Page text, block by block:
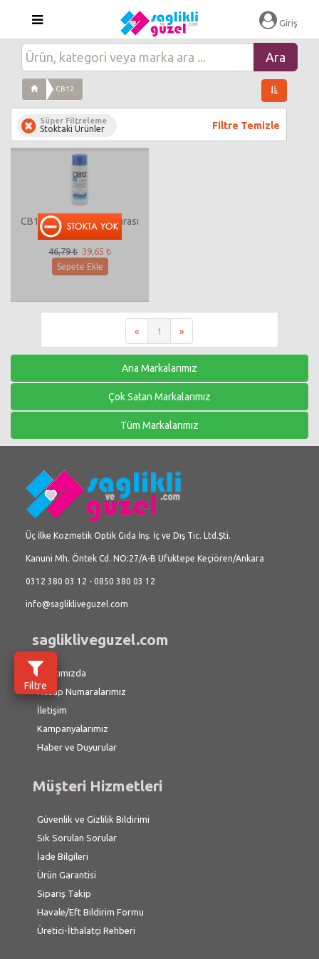
Giriş
CB12
Süper Filtreleme
Stoktaki Ürünler Filtre Temizle
CB12 Ağız Bakım Gargarası
250 ml
46,79 ₺ 39,65 ₺
Sepete Ekle
« 1 »
Filtre
Ana Markalarımız
Çok Satan Markalarımız
Tüm Markalarımız
Üç İlke Kozmetik Optik Gıda İnş. İç ve Dış Tic. Ltd.Şti.
Kanuni Mh. Öntek Cd. NO:27/A-B Ufuktepe Keçiören/Ankara
0312 380 03 12 - 0850 380 03 12
info@saglikliveguzel.com
saglikliveguzel.com
Hakkımızda
Hesap Numaralarımız
İletişim
Kampanyalarımız
Haber ve Duyurular
Müşteri Hizmetleri
Güvenlik ve Gizlilik Bildirimi
Sık Sorulan Sorular
İade Bilgileri
Ürün Garantisi
Sipariş Takip
Havale/Eft Bildirim Formu
Üretici-İthalatçi Rehberi